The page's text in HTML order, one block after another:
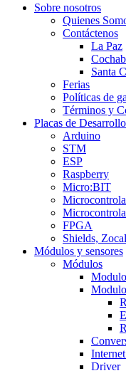
Sobre nosotros
Quienes
Contáctenos
La Paz
Santa
Ferias
Políticas de
Términos y
Placas de Desarrollo
Arduino
STM
ESP
Raspberry
Micro:BIT
FPGA
Shields,
Módulos y sensores
Módulos
Driver